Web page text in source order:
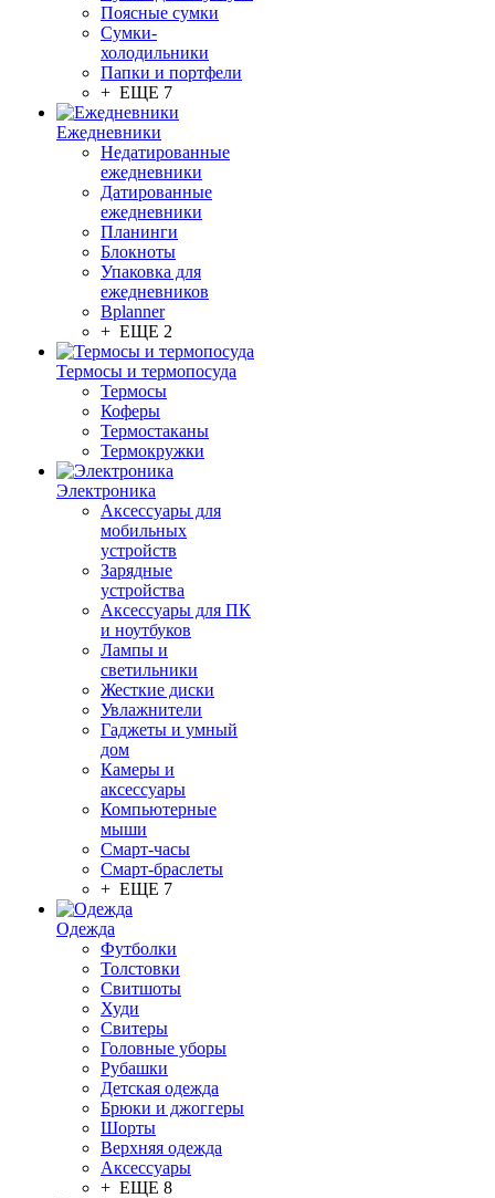
Поясные сумки
Сумки-
холодильники
Папки и портфели
+ ЕЩЕ 7
Ежедневники
Недатированные
ежедневники
Датированные
ежедневники
Планинги
Блокноты
Упаковка для
ежедневников
Bplanner
+ ЕЩЕ 2
Термосы и термопосуда
Термосы
Коферы
Термостаканы
Термокружки
Электроника
Аксессуары для
мобильных
устройств
Зарядные
устройства
Аксессуары для ПК
и ноутбуков
Лампы и
светильники
Жесткие диски
Увлажнители
Гаджеты и умный
дом
Камеры и
аксессуары
Компьютерные
мыши
Смарт-часы
Смарт-браслеты
+ ЕЩЕ 7
Одежда
Футболки
Толстовки
Свитшоты
Худи
Свитеры
Головные уборы
Рубашки
Детская одежда
Брюки и джоггеры
Шорты
Верхняя одежда
Аксессуары
+ ЕЩЕ 8